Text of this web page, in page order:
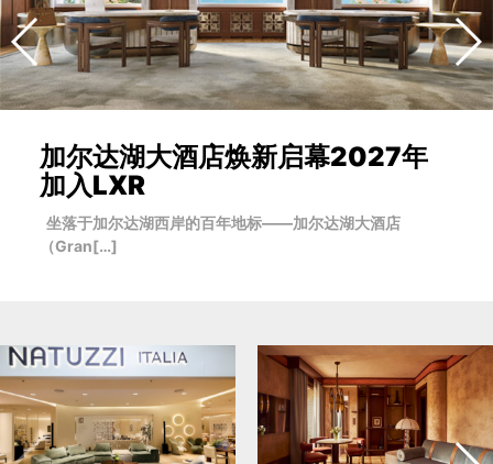
加尔达湖大酒店焕新启幕2027年
加入LXR
坐落于加尔达湖西岸的百年地标——加尔达湖大酒店
（Gran[…]